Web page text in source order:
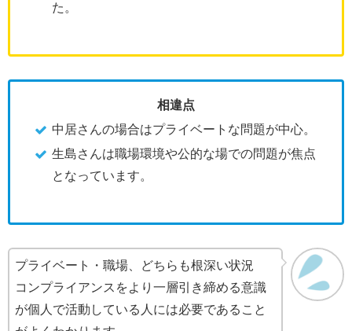
た。
相違点
中居さんの場合はプライベートな問題が中心。
生島さんは職場環境や公的な場での問題が焦点
となっています。
プライベート・職場、どちらも根深い状況
コンプライアンスをより一層引き締める意識
が個人で活動している人には必要であること